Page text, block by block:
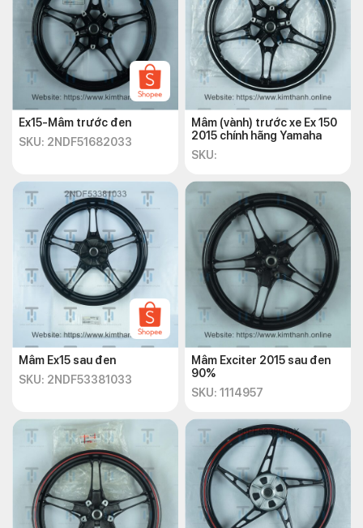
Ex15-Mâm trước đen
SKU: 2NDF51682033
Mâm (vành) trước xe Ex 150
2015 chính hãng Yamaha
SKU:
Mâm Ex15 sau đen
SKU: 2NDF53381033
Mâm Exciter 2015 sau đen
90%
SKU: 1114957